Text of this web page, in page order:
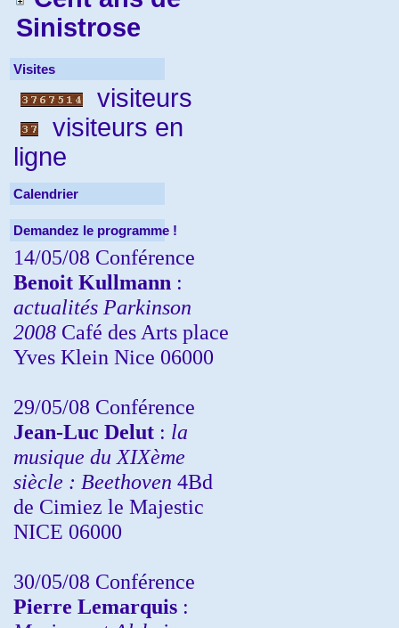
Sinistrose
Visites
visiteurs
visiteurs en
ligne
Calendrier
Demandez le programme !
14/05/08 Conférence
Benoit Kullmann :
actualités Parkinson
2008 Café des Arts place
Yves Klein Nice 06000
29/05/08 Conférence
Jean-Luc Delut : la
musique du XIXème
siècle : Beethoven 4Bd
de Cimiez le Majestic
NICE 06000
30/05/08 Conférence
Pierre Lemarquis :